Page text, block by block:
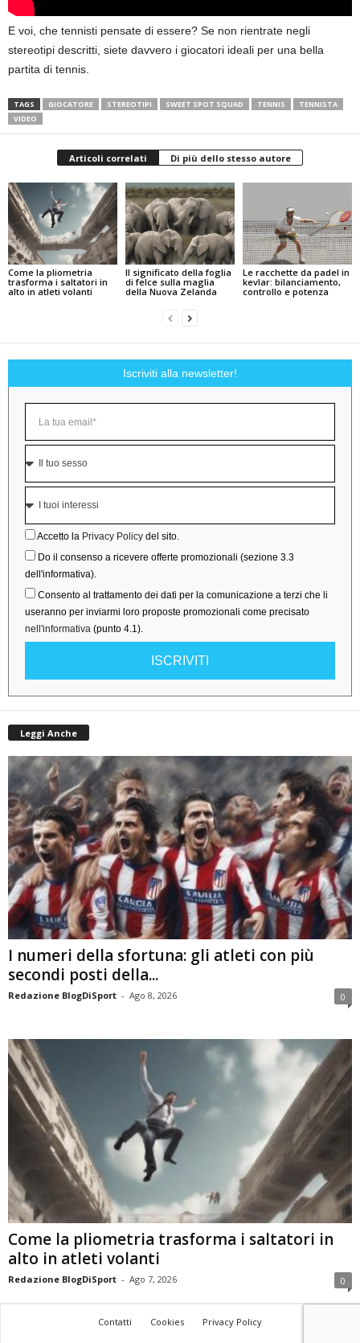
E voi, che tennisti pensate di essere? Se non rientrate negli
stereotipi descritti, siete davvero i giocatori ideali per una bella
partita di tennis.
TAGS GIOCATORE STEREOTIPI SWEET SPOT SQUAD TENNIS
TENNISTA
VIDEO
Articoli correlati Di più dello stesso autore
Come la pliometria
trasforma i saltatori in
alto in atleti volanti
Il significato della foglia
di felce sulla maglia
della Nuova Zelanda
Le racchette da padel in
kevlar: bilanciamento,
controllo e potenza
Iscriviti alla newsletter!
Accetto la Privacy Policy del sito.
Do il consenso a ricevere offerte promozionali (sezione 3.3
dell'informativa).
Consento al trattamento dei dati per la comunicazione a terzi che li
useranno per inviarmi loro proposte promozionali come precisato
nell'informativa (punto 4.1).
ISCRIVITI
Leggi Anche
I numeri della sfortuna: gli atleti con più
secondi posti della...
Redazione BlogDiSport - Ago 8, 2026 0
Come la pliometria trasforma i saltatori in
alto in atleti volanti
Redazione BlogDiSport - Ago 7, 2026 0
Contatti Cookies
Privacy Policy